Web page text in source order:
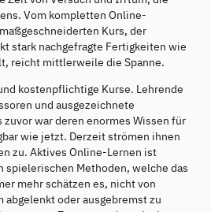
Vom kompletten Online-
Kurs, der
stark nachgefragte Fertigkeiten wie
reicht mittlerweile die Spanne.
kostenpflichtige Kurse. Lehrende
und ausgezeichnete
war deren enormes Wissen für
wie jetzt. Derzeit strömen ihnen
zu. Aktives Online-Lernen ist
spielerischen Methoden, welche das
mehr schätzen es, nicht von
abgelenkt oder ausgebremst zu